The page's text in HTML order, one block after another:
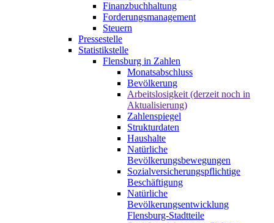
Finanzbuchhaltung
Forderungsmanagement
Steuern
Pressestelle
Statistikstelle
Flensburg in Zahlen
Monatsabschluss
Bevölkerung
Arbeitslosigkeit (derzeit noch in
Aktualisierung)
Zahlenspiegel
Strukturdaten
Haushalte
Natürliche
Bevölkerungsbewegungen
Sozialversicherungspflichtige
Beschäftigung
Natürliche
Bevölkerungsentwicklung
Flensburg-Stadtteile